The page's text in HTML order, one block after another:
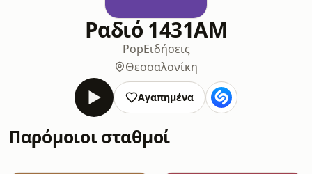
Ραδιό 1431AM
PopΕιδήσεις
Θεσσαλονίκη
Αγαπημένα
Παρόμοιοι σταθμοί